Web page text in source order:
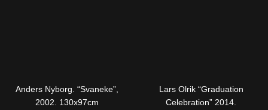
Anders Nyborg. “Svaneke”,
2002. 130x97cm
Lars Olrik “Graduation
Celebration” 2014.